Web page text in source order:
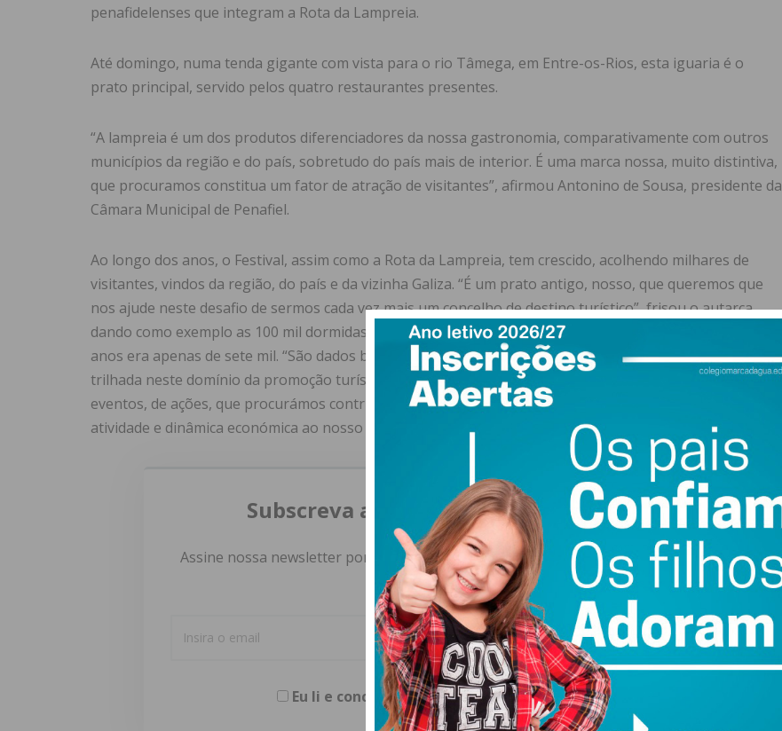
penafidelenses que integram a Rota da Lampreia.
Até domingo, numa tenda gigante com vista para o rio Tâmega, em Entre-os-Rios, esta iguaria é o
prato principal, servido pelos quatro restaurantes presentes.
“A lampreia é um dos produtos diferenciadores da nossa gastronomia, comparativamente com outros
municípios da região e do país, sobretudo do país mais de interior. É uma marca nossa, muito distintiva,
que procuramos constitua um fator de atração de visitantes”, afirmou Antonino de Sousa, presidente da
Câmara Municipal de Penafiel.
Ao longo dos anos, o Festival, assim como a Rota da Lampreia, tem crescido, acolhendo milhares de
visitantes, vindos da região, do país e da vizinha Galiza. “É um prato antigo, nosso, que queremos que
nos ajude neste desafio de sermos cada vez mais um concelho de destino turístico”, frisou o autarca,
dando como exemplo as 100 mil dormidas registadas no concelho, no ano passado, número que há 10
anos era apenas de sete mil. “São dados bem evidentes quanto à boa estratégia que tem sido traçada e
trilhada neste domínio da promoção turística do nosso território. A lampreia faz parte deste menu de
eventos, de ações, que procurámos contribuam para esse objetivo de trazer cada vez mais gente, mais
atividade e dinâmica económica ao nosso território”, rematou o edil penafidelense.
Subscreva a newsletter do Imediato
Assine nossa newsletter por e-mail e obtenha de forma regular a informação
atualizada.
Eu li e concordo com ostermos e condições